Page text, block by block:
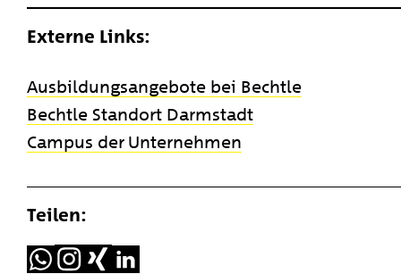
Externe Links:
Ausbildungsangebote bei Bechtle
Bechtle Standort Darmstadt
Campus der Unternehmen
Teilen: